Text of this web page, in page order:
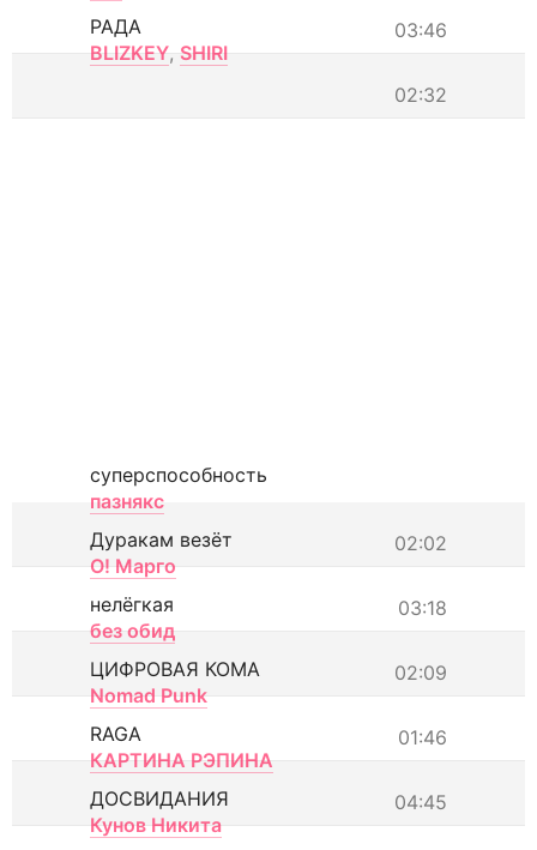
03:46
РАДА
BLIZKEY, SHIRI
02:32
суперспособность
пазнякс
02:02
Дуракам везёт
О! Марго
03:18
нелёгкая
без обид
02:09
ЦИФРОВАЯ КОМА
Nomad Punk
01:46
RAGA
КАРТИНА РЭПИНА
04:45
ДОСВИДАНИЯ
Кунов Никита